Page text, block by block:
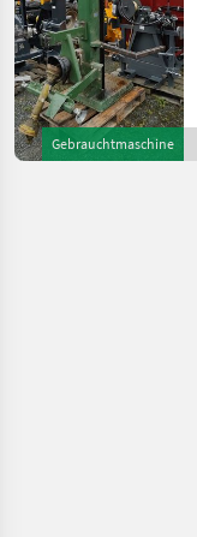
Gebrauchtmaschine